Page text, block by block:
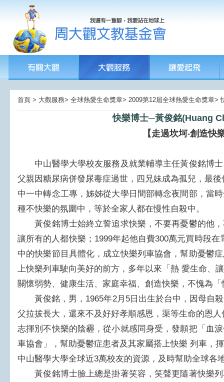
首頁 > 大觀服務> 全球熱愛生命獎章> 2009第12屆全球熱愛生命獎章>
快樂博士─黃俊銘(Huang
【走過坎坷‧創造快
中山醫學大學校友服務及就業輔導主任黃俊銘博士
父親因糖尿病併發尿毒症過世，四兄妹成為孤兒，最
中一中轉念工專，姊姊從大學日間部轉念夜間部，當
種不快樂的氛圍中，等於全家人都在慢性自殺中。
黃俊銘博士始終立誓追求快樂，不要再憂鬱的他，
讓所有的人都快樂；1999年起他自費300萬元買時段
中的快樂節目具體化，成立快樂列車協會，幫助憂鬱
上快樂列車駛向美好的前方，多年以來「熱 愛生命、
關懷弱勢、健康生活、家庭幸福、創造快樂，不愧為
黃俊銘，男，1965年2月5日出生於台中，因母自
父拉拔長大，還來不及好好孝順感恩，渠等生命的恩
志揮別不快樂的陰霾，從小就感同身受，發願把「血
車協會」，幫助憂鬱症患者及其家屬搭上快樂 列車，
中山醫學大學全球近3萬校友的資源，及時幫助全球各
黃俊銘博士臉上總是掛著笑容，笑聲更隨著快樂列